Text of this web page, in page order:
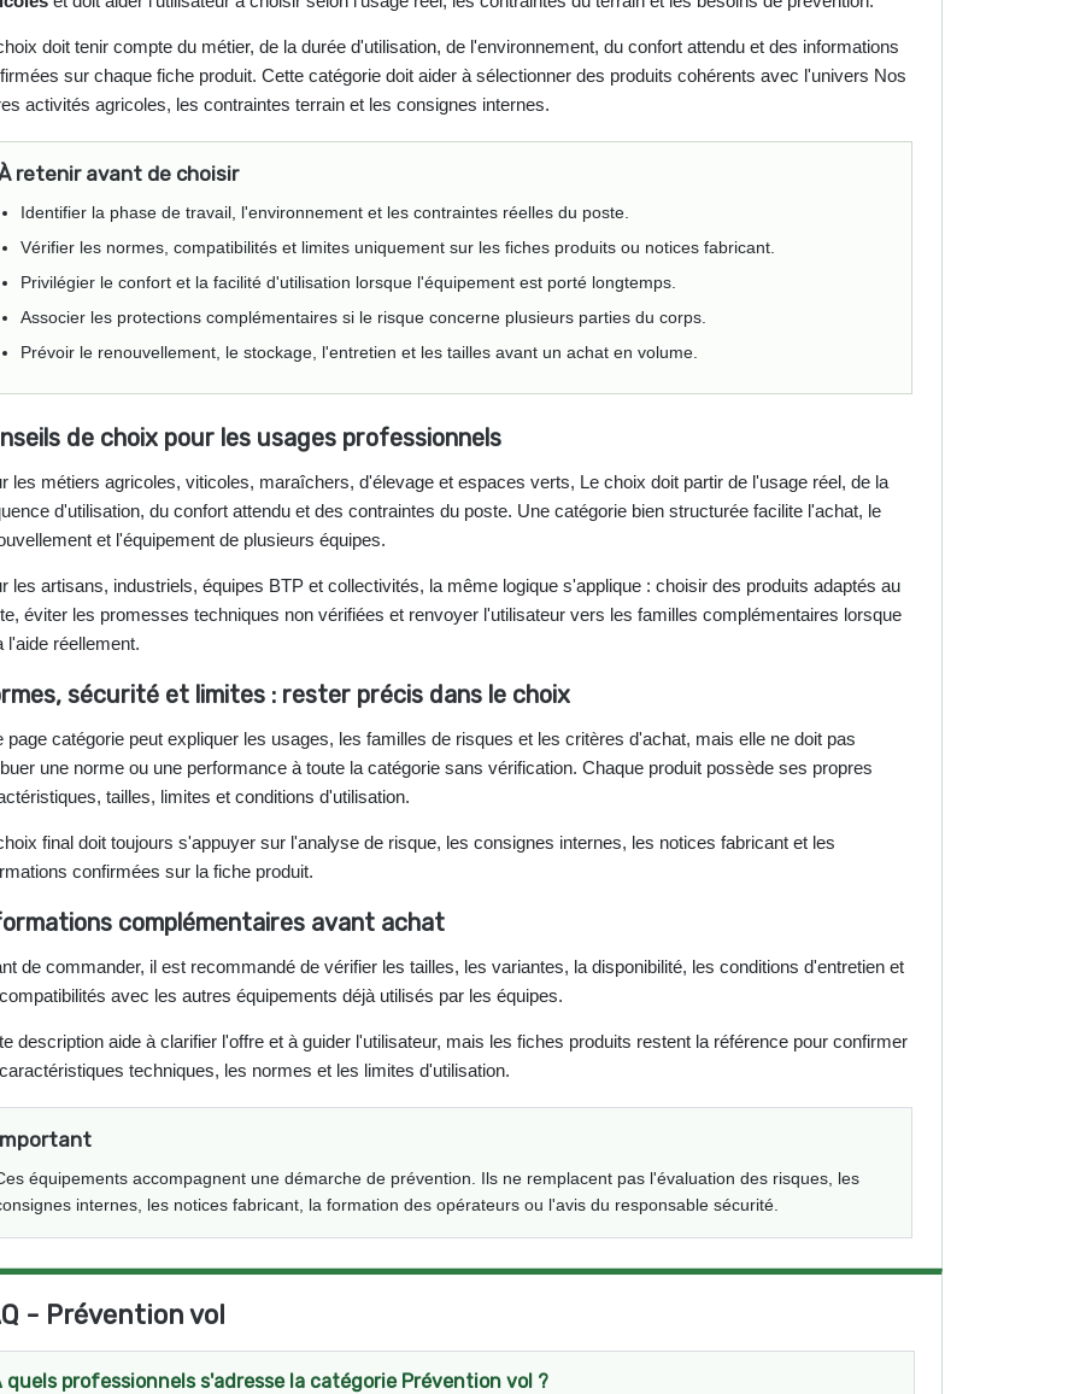
doit tenir compte du métier, de la durée d'utilisation, de l'environnement, du confort attendu et des informations
sur chaque fiche produit. Cette catégorie doit aider à sélectionner des produits cohérents avec l'univers Nos
activités agricoles, les contraintes terrain et les consignes internes.
retenir avant de choisir
Identifier la phase de travail, l'environnement et les contraintes réelles du poste.
Vérifier les normes, compatibilités et limites uniquement sur les fiches produits ou notices fabricant.
Privilégier le confort et la facilité d'utilisation lorsque l'équipement est porté longtemps.
Associer les protections complémentaires si le risque concerne plusieurs parties du corps.
Prévoir le renouvellement, le stockage, l'entretien et les tailles avant un achat en volume.
de choix pour les usages professionnels
les métiers agricoles, viticoles, maraîchers, d'élevage et espaces verts, Le choix doit partir de l'usage réel, de la
d'utilisation, du confort attendu et des contraintes du poste. Une catégorie bien structurée facilite l'achat, le
et l'équipement de plusieurs équipes.
les artisans, industriels, équipes BTP et collectivités, la même logique s'applique : choisir des produits adaptés au
éviter les promesses techniques non vérifiées et renvoyer l'utilisateur vers les familles complémentaires lorsque
l'aide réellement.
sécurité et limites : rester précis dans le choix
page catégorie peut expliquer les usages, les familles de risques et les critères d'achat, mais elle ne doit pas
une norme ou une performance à toute la catégorie sans vérification. Chaque produit possède ses propres
tailles, limites et conditions d'utilisation.
final doit toujours s'appuyer sur l'analyse de risque, les consignes internes, les notices fabricant et les
confirmées sur la fiche produit.
complémentaires avant achat
de commander, il est recommandé de vérifier les tailles, les variantes, la disponibilité, les conditions d'entretien et
avec les autres équipements déjà utilisés par les équipes.
description aide à clarifier l'offre et à guider l'utilisateur, mais les fiches produits restent la référence pour confirmer
techniques, les normes et les limites d'utilisation.
équipements accompagnent une démarche de prévention. Ils ne remplacent pas l'évaluation des risques, les
internes, les notices fabricant, la formation des opérateurs ou l'avis du responsable sécurité.
- Prévention vol
quels professionnels s'adresse la catégorie Prévention vol ?